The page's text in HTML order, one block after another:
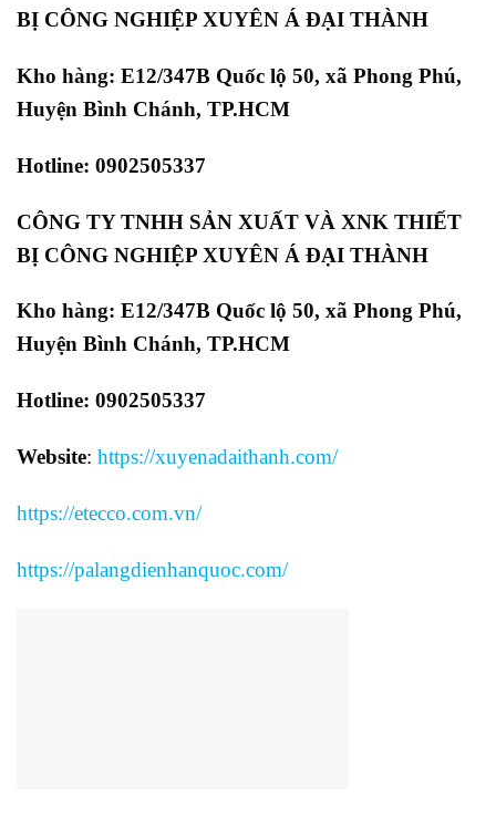
BỊ CÔNG NGHIỆP XUYÊN Á ĐẠI THÀNH
Kho hàng: E12/347B Quốc lộ 50, xã Phong Phú,
Huyện Bình Chánh, TP.HCM
Hotline: 0902505337
CÔNG TY TNHH SẢN XUẤT VÀ XNK THIẾT
BỊ CÔNG NGHIỆP XUYÊN Á ĐẠI THÀNH
Kho hàng: E12/347B Quốc lộ 50, xã Phong Phú,
Huyện Bình Chánh, TP.HCM
Hotline: 0902505337
Website: https://xuyenadaithanh.com/
https://etecco.com.vn/
https://palangdienhanquoc.com/